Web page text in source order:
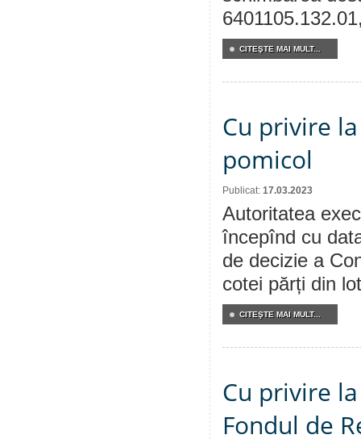
CITEŞTE MAI MULT...
Cu privire
pomicol
Publicat: 17.03.2023
Autoritatea
începînd cu
de decizie a
cotei părți din
CITEŞTE MAI MULT...
Cu privire
Fondul de